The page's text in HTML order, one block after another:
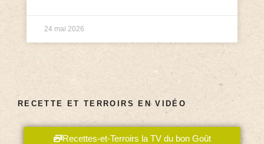
24 mai 2026
RECETTE ET TERROIRS EN VIDÉO
Recettes-et-Terroirs la TV du bon Goût